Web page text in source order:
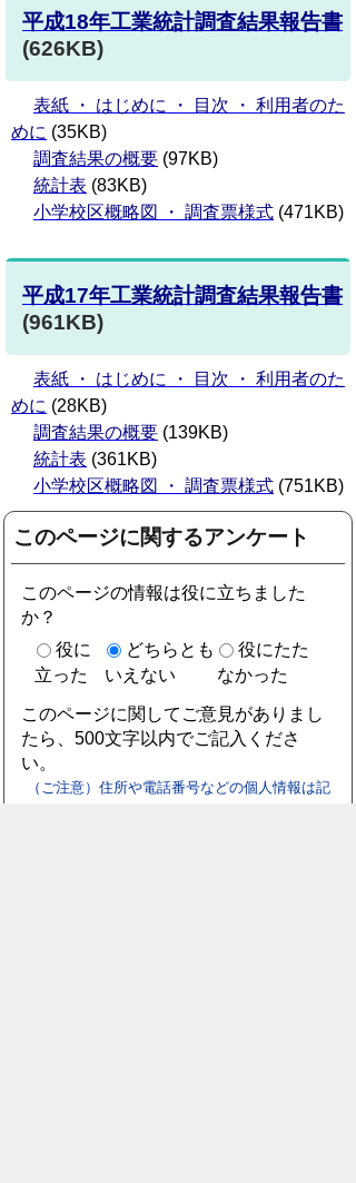
平成18年工業統計調査結果報告書
(626KB)
表紙 ・ はじめに ・ 目次 ・ 利用者のた
めに (35KB)
調査結果の概要 (97KB)
統計表 (83KB)
小学校区概略図 ・ 調査票様式 (471KB)
平成17年工業統計調査結果報告書
(961KB)
表紙 ・ はじめに ・ 目次 ・ 利用者のた
めに (28KB)
調査結果の概要 (139KB)
統計表 (361KB)
小学校区概略図 ・ 調査票様式 (751KB)
このページに関するアンケート
このページの情報は役に立ちました
か？
役に
立った
どちらとも
いえない
役にたた
なかった
このページに関してご意見がありまし
たら、500文字以内でご記入くださ
い。
（ご注意）住所や電話番号などの個人情報は記